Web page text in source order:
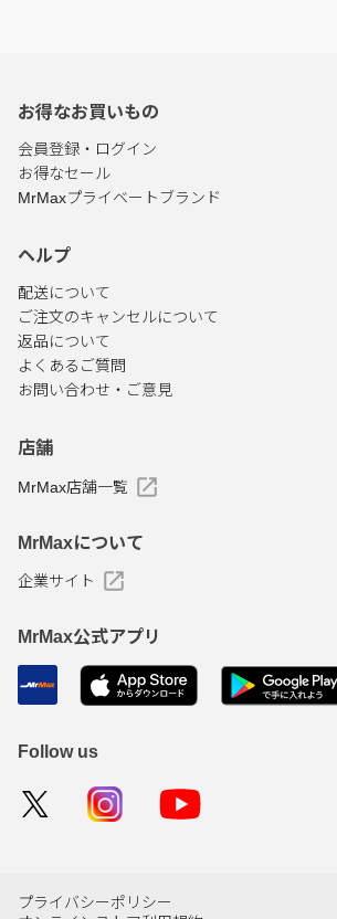
お得なお買いもの
会員登録・ログイン
お得なセール
MrMaxプライベートブランド
ヘルプ
配送について
ご注文のキャンセルについて
返品について
よくあるご質問
お問い合わせ・ご意見
店舗
MrMax店舗一覧
MrMaxについて
企業サイト
MrMax公式アプリ
Follow us
プライバシーポリシー